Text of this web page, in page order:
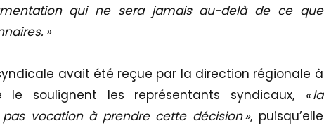
qui ne sera jamais au-delà de ce que
»
avait été reçue par la direction régionale à
le soulignent les représentants syndicaux,« la
vocation à prendre cette décision », puisqu’elle